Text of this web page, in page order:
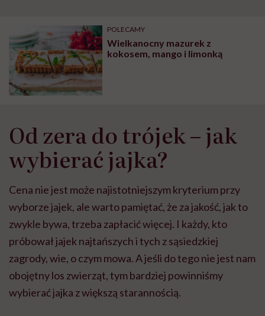
może chyba tylko
głupota i brak
wyobraźni"
pracy
POLECAMY
Wielkanocny mazurek z
kokosem, mango i limonką
Od zera do trójek – jak
wybierać jajka?
Cena nie jest może najistotniejszym kryterium przy
wyborze jajek, ale warto pamiętać, że za jakość, jak to
zwykle bywa, trzeba zapłacić więcej. I każdy, kto
próbował jajek najtańszych i tych z sąsiedzkiej
zagrody, wie, o czym mowa. A jeśli do tego nie jest nam
obojętny los zwierząt, tym bardziej powinniśmy
wybierać jajka z większą starannością.